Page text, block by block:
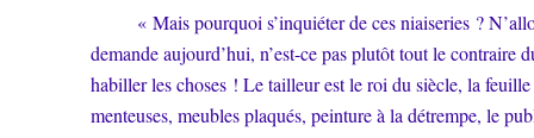
« Mais pourquoi s’inquiéter de ces niaiseries ?
demande aujourd’hui, n’est-ce pas plutôt tout le
habiller les choses ! Le tailleur est le roi du siècle, la
menteuses, meubles plaqués, peinture à la détrempe, le